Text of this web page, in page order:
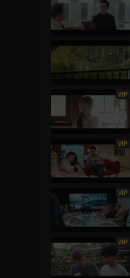
VIP
VIP
VIP
VIP